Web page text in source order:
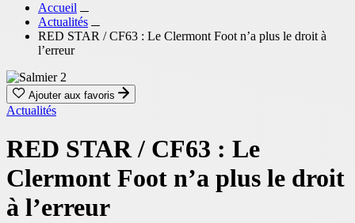
Accueil
Actualités
RED STAR / CF63 : Le Clermont Foot n’a plus le droit à
l’erreur
Ajouter aux favoris
Actualités
RED STAR / CF63 : Le
Clermont Foot n’a plus le droit
à l’erreur